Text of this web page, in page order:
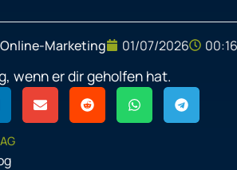
Marketing 01/07/2026 00:16
wenn er dir geholfen hat.